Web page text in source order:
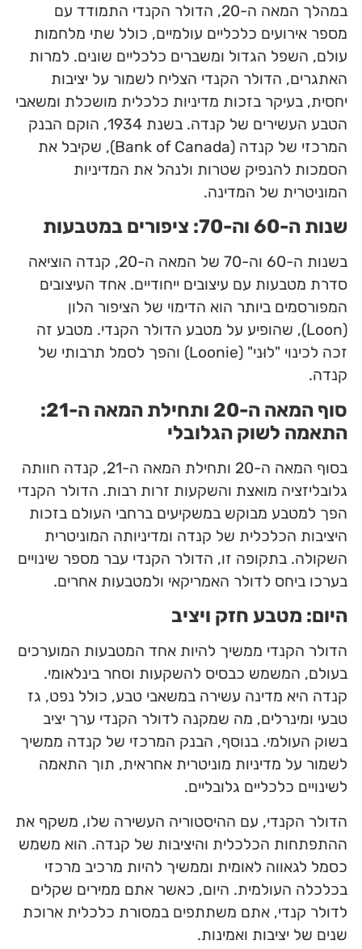
במהלך המאה ה-20, הדולר הקנדי התמודד עם
מספר אירועים כלכליים עולמיים, כולל שתי מלחמות
עולם, השפל הגדול ומשברים כלכליים שונים. למרות
האתגרים, הדולר הקנדי הצליח לשמור על יציבות
יחסית, בעיקר בזכות מדיניות כלכלית מושכלת ומשאבי
הטבע העשירים של קנדה. בשנת 1934, הוקם הבנק
המרכזי של קנדה (Bank of Canada), שקיבל את
הסמכות להנפיק שטרות ולנהל את המדיניות
המוניטרית של המדינה.
שנות ה-60 וה-70: ציפורים במטבעות
בשנות ה-60 וה-70 של המאה ה-20, קנדה הוציאה
סדרת מטבעות עם עיצובים ייחודיים. אחד העיצובים
המפורסמים ביותר הוא הדימוי של הציפור הלון
(Loon), שהופיע על מטבע הדולר הקנדי. מטבע זה
זכה לכינוי "לוּני" (Loonie) והפך לסמל תרבותי של
קנדה.
סוף המאה ה-20 ותחילת המאה ה-21:
התאמה לשוק הגלובלי
בסוף המאה ה-20 ותחילת המאה ה-21, קנדה חוותה
גלובליזציה מואצת והשקעות זרות רבות. הדולר הקנדי
הפך למטבע מבוקש במשקיעים ברחבי העולם בזכות
היציבות הכלכלית של קנדה ומדיניותה המוניטרית
השקולה. בתקופה זו, הדולר הקנדי עבר מספר שינויים
בערכו ביחס לדולר האמריקאי ולמטבעות אחרים.
היום: מטבע חזק ויציב
הדולר הקנדי ממשיך להיות אחד המטבעות המוערכים
בעולם, המשמש כבסיס להשקעות וסחר בינלאומי.
קנדה היא מדינה עשירה במשאבי טבע, כולל נפט, גז
טבעי ומינרלים, מה שמקנה לדולר הקנדי ערך יציב
בשוק העולמי. בנוסף, הבנק המרכזי של קנדה ממשיך
לשמור על מדיניות מוניטרית אחראית, תוך התאמה
לשינויים כלכליים גלובליים.
הדולר הקנדי, עם ההיסטוריה העשירה שלו, משקף את
ההתפתחות הכלכלית והיציבות של קנדה. הוא משמש
כסמל לגאווה לאומית וממשיך להיות מרכיב מרכזי
בכלכלה העולמית. היום, כאשר אתם ממירים שקלים
לדולר קנדי, אתם משתתפים במסורת כלכלית ארוכת
שנים של יציבות ואמינות.